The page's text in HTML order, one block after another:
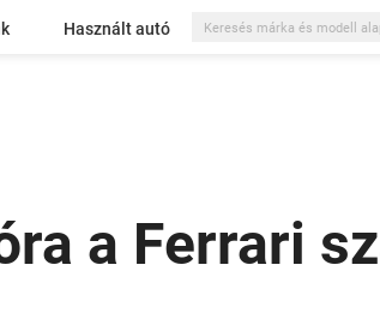
Használt autó
a Ferrari